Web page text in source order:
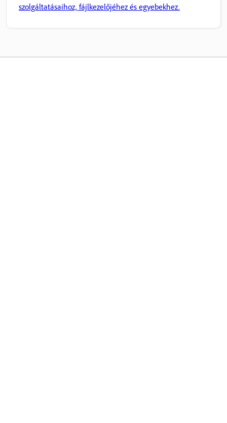
szolgáltatásaihoz, fájlkezelőjéhez és egyebekhez.